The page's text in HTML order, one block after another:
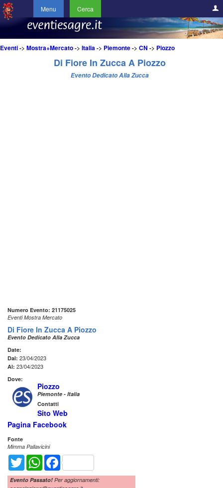
Menu Cerca
Eventi-> Mostra+Mercato-> Italia-> Piemonte-> CN -> Piozzo
Di Fiore In Zucca A Piozzo
Evento Dedicato Alla Zucca
Numero Evento: 21175025
Eventi Mostra Mercato
Di Fiore In Zucca A Piozzo
Evento Dedicato Alla Zucca
Date:
Dal: 23/04/2023
Al: 23/04/2023
Dove:
Piozzo
Piemonte - Italia
Contatti
Sito Web
Pagina Facebook
Fonte
Mimma Pallavicini
Twitter WhatsAppFacebook
Evento Passato! Per aggiornamenti: